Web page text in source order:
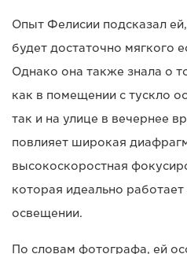
Опыт Фелисии подсказал
будет достаточно мягкого
Однако она также знала о
как в помещении с тускло
так и на улице в вечернее
повлияет широкая
высокоскоростная
которая идеально
освещении.
По словам фотографа, ей